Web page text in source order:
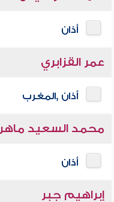
أذان
عمر القزابري
أذان ,المغرب
محمد السعيد ماهر
أذان
إبراهيم جبر